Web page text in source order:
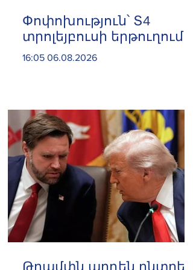
Փոփոխություն՝ Տ4
տրոլեյբուսի երթուղում
16:05 06.08.2026
Թրամփն արդեն ընտրել է